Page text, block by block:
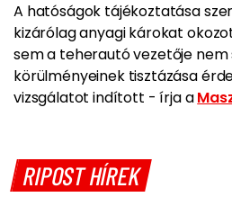
A hatóságok tájékoztatása
kizárólag anyagi károkat
sem a teherautó vezetője nem
körülményeinek tisztázása
vizsgálatot indított - írja a
RIPOST HÍREK